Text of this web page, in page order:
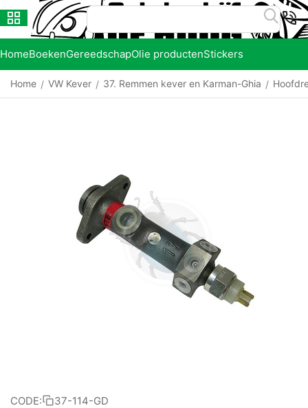
HomeBoekenGereedschapOlie productenStickers
Home / VW Kever / 37. Remmen kever en Karman-Ghia /
CODE: 37-114-GD